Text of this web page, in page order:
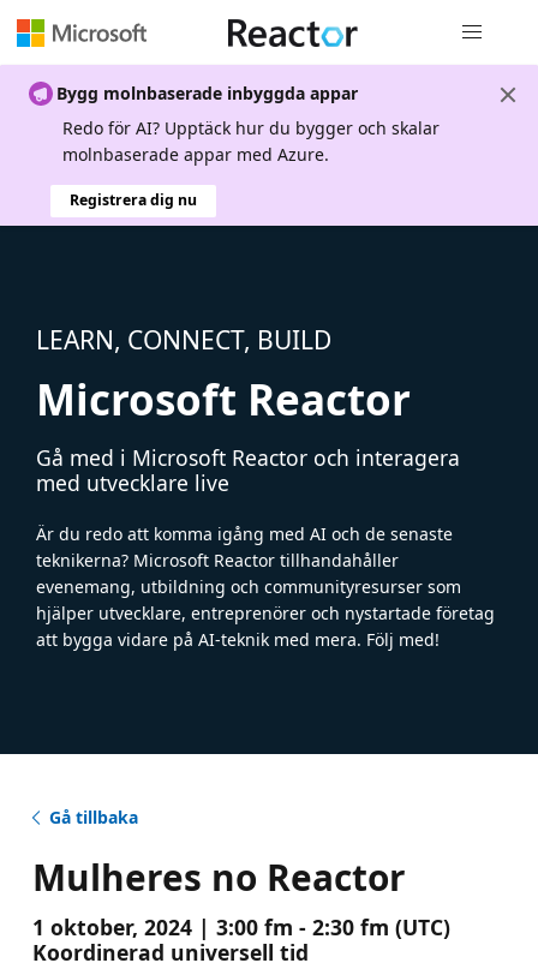
Bygg molnbaserade inbyggda appar
Redo för AI? Upptäck hur du bygger och skalar
molnbaserade appar med Azure.
Registrera dig nu
LEARN, CONNECT, BUILD
Microsoft Reactor
Gå med i Microsoft Reactor och interagera
med utvecklare live
Är du redo att komma igång med AI och de senaste
teknikerna? Microsoft Reactor tillhandahåller
evenemang, utbildning och communityresurser som
hjälper utvecklare, entreprenörer och nystartade företag
att bygga vidare på AI-teknik med mera. Följ med!
Gå tillbaka
Mulheres no Reactor
1 oktober, 2024 | 3:00 fm - 2:30 fm (UTC)
Koordinerad universell tid